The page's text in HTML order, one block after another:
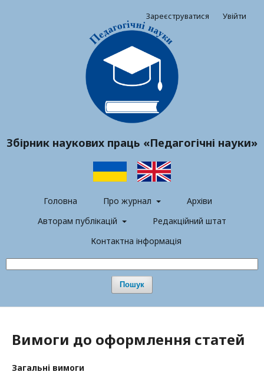
Збірник наукових праць «Педагогічні науки»
Головна Про журнал
Архіви
Авторам публікацій
Редакційний штат
Контактна інформація
Пошук
Зареєструватися Увійти
Вимоги до оформлення статей
Загальні вимоги